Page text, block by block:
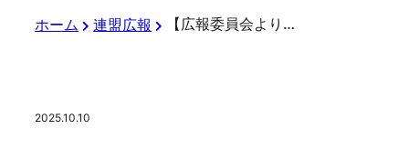
ホーム 連盟広報 【広報委員会より】スポーツナビでの東日本選抜大会ライブ配信について
2025.10.10